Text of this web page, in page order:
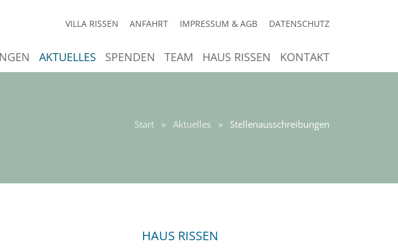
VILLA RISSEN ANFAHRT IMPRESSUM & AGB DATENSCHUTZ
AKTUELLES SPENDEN TEAM HAUS RISSEN KONTAKT
Start » Aktuelles » Stellenausschreibungen
HAUS RISSEN